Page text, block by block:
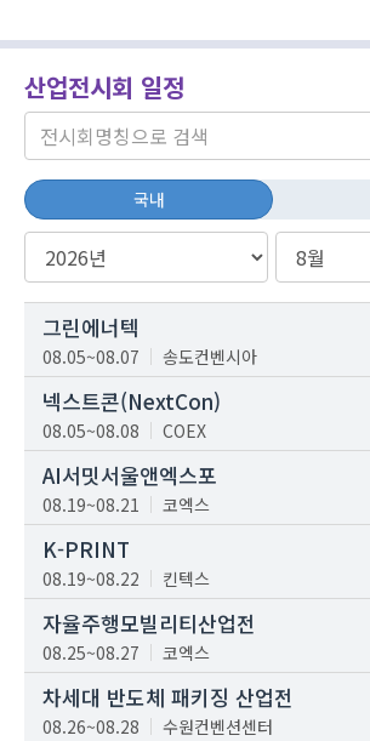
산업전시회 일정
국내
그린에너텍
08.05~08.07 송도컨벤시아
넥스트콘(NextCon)
08.05~08.08 COEX
AI서밋서울앤엑스포
08.19~08.21 코엑스
K-PRINT
08.19~08.22 킨텍스
자율주행모빌리티산업전
08.25~08.27 코엑스
차세대 반도체 패키징 산업전
08.26~08.28 수원컨벤션센터